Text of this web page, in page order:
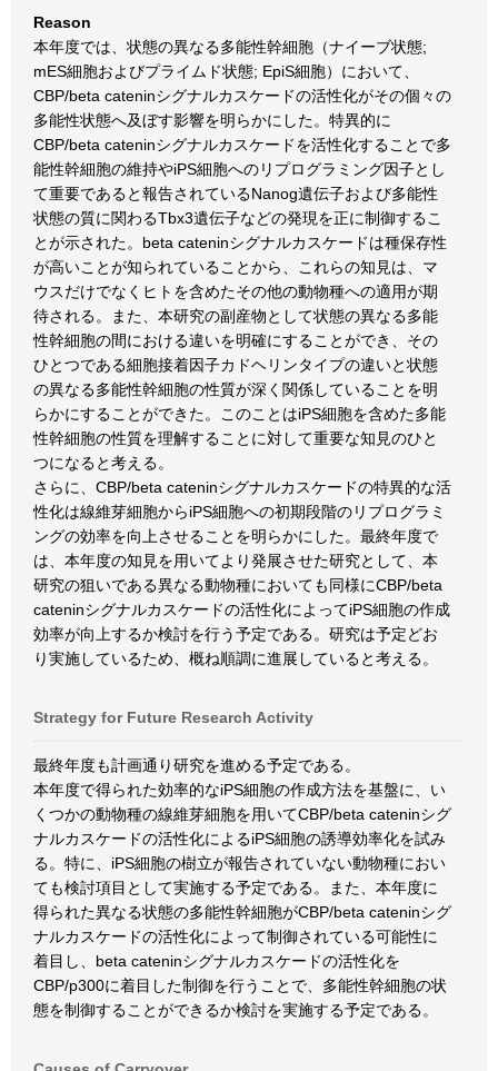
Reason
本年度では、状態の異なる多能性幹細胞（ナイーブ状態;
mES細胞およびプライムド状態; EpiS細胞）において、
CBP/beta cateninシグナルカスケードの活性化がその個々の
多能性状態へ及ぼす影響を明らかにした。特異的に
CBP/beta cateninシグナルカスケードを活性化することで多
能性幹細胞の維持やiPS細胞へのリプログラミング因子とし
て重要であると報告されているNanog遺伝子および多能性
状態の質に関わるTbx3遺伝子などの発現を正に制御するこ
とが示された。beta cateninシグナルカスケードは種保存性
が高いことが知られていることから、これらの知見は、マ
ウスだけでなくヒトを含めたその他の動物種への適用が期
待される。また、本研究の副産物として状態の異なる多能
性幹細胞の間における違いを明確にすることができ、その
ひとつである細胞接着因子カドヘリンタイプの違いと状態
の異なる多能性幹細胞の性質が深く関係していることを明
らかにすることができた。このことはiPS細胞を含めた多能
性幹細胞の性質を理解することに対して重要な知見のひと
つになると考える。
さらに、CBP/beta cateninシグナルカスケードの特異的な活
性化は線維芽細胞からiPS細胞への初期段階のリプログラミ
ングの効率を向上させることを明らかにした。最終年度で
は、本年度の知見を用いてより発展させた研究として、本
研究の狙いである異なる動物種においても同様にCBP/beta
cateninシグナルカスケードの活性化によってiPS細胞の作成
効率が向上するか検討を行う予定である。研究は予定どお
り実施しているため、概ね順調に進展していると考える。
Strategy for Future Research Activity
最終年度も計画通り研究を進める予定である。
本年度で得られた効率的なiPS細胞の作成方法を基盤に、い
くつかの動物種の線維芽細胞を用いてCBP/beta cateninシグ
ナルカスケードの活性化によるiPS細胞の誘導効率化を試み
る。特に、iPS細胞の樹立が報告されていない動物種におい
ても検討項目として実施する予定である。また、本年度に
得られた異なる状態の多能性幹細胞がCBP/beta cateninシグ
ナルカスケードの活性化によって制御されている可能性に
着目し、beta cateninシグナルカスケードの活性化を
CBP/p300に着目した制御を行うことで、多能性幹細胞の状
態を制御することができるか検討を実施する予定である。